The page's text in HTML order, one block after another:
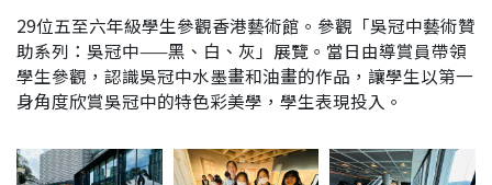
29位五至六年級學生參觀香港藝術館。參觀「吳冠中藝術贊
助系列：吳冠中——黑、白、灰」展覽。當日由導賞員帶領
學生參觀，認識吳冠中水墨畫和油畫的作品，讓學生以第一
身角度欣賞吳冠中的特色彩美學，學生表現投入。